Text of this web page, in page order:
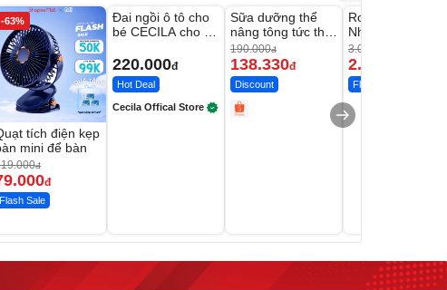
-63%
tích điện kẹp
mini để bàn
đ
đ
Flash Sale
Đai ngồi ô tô cho
bé CECILA cho bé
220.000đ
Hot Deal
Cecila Offical Store
-27%
Sữa dưỡng thể
nâng tông tức thì
Vaseline Body
190.000đ
138.330đ
Discount
Robot Hút Bụi Lau
Nhà - D2-001 -
Thông Minh
3.000.000
2.200.000
Flash Sale